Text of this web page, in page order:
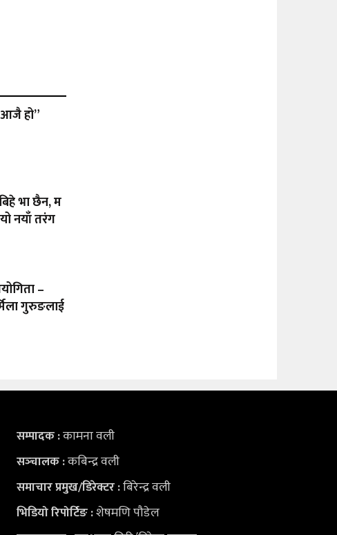
आजै हो”
भा छैन, म
नयाँ तरंग
–
गुरुङलाई
सम्पादक :कामना वली
सञ्‍चालक :कबिन्द्र वली
समाचार प्रमुख/डिरेक्टर :बिरेन्द्र वली
भिडियोरिपोर्टिङ :शेषमणि पौडेल